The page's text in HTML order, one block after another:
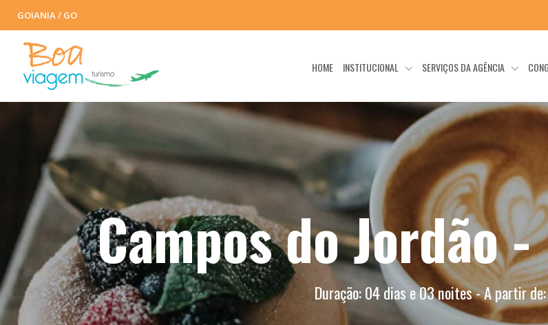
GOIANIA / GO
HOME INSTITUCIONAL SERVIÇOS DA AGÊNCIA
Campos do Jordão
Duração: 04 dias e 03 noites - A partir